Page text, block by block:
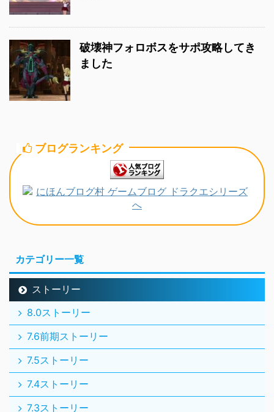
破壊神フォロボスをサポ攻略してき
ました
ブログランキング
カテゴリー一覧
ストーリー
8.0ストーリー
7.6前期ストーリー
7.5ストーリー
7.4ストーリー
7.3ストーリー